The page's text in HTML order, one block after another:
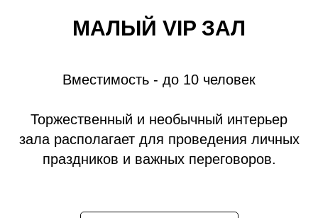
МАЛЫЙ VIP ЗАЛ
Вместимость - до 10 человек
Торжественный и необычный интерьер
зала располагает для проведения личных
праздников и важных переговоров.